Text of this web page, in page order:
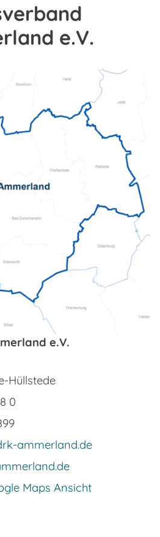
e.V.
e.V.
Hüllstede
0
ammerland.de
Maps Ansicht